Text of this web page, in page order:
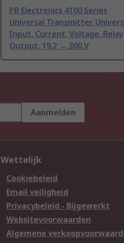
PR Electronics 4100 Series
Universal Transmitter,
Input, Current, Voltage, Relay
Output, 19.2 → 300 V
Aanmelden
Wettelijk
Cookiebeleid
Email veiligheid
Privacybeleid - Bijgewerkt
Websitevoorwaarden
Algemene